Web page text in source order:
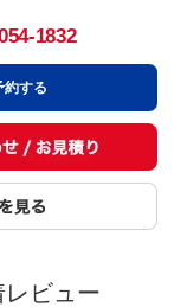
1832
約する
ビュー